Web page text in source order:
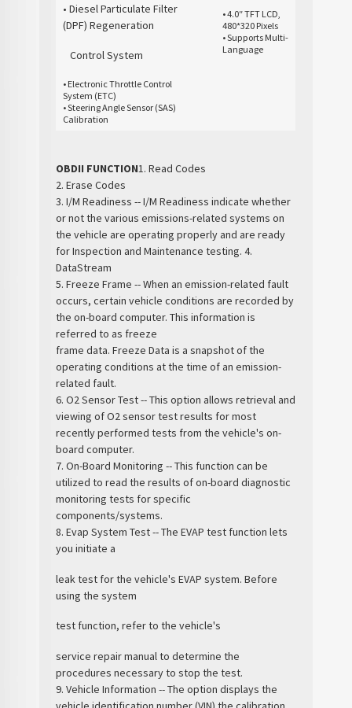
• Diesel Particulate Filter
(DPF) Regeneration
Control System
• Electronic Throttle Control
System (ETC)
• Steering Angle Sensor (SAS)
Calibration
• 4.0″ TFT LCD,
480*320 Pixels
• Supports Multi-
Language
OBDII FUNCTION1. Read Codes
2. Erase Codes
3. I/M Readiness -- I/M Readiness indicate whether
or not the various emissions-related systems on
the vehicle are operating properly and are ready
for Inspection and Maintenance testing. 4.
DataStream
5. Freeze Frame -- When an emission-related fault
occurs, certain vehicle conditions are recorded by
the on-board computer. This information is
referred to as freeze
frame data. Freeze Data is a snapshot of the
operating conditions at the time of an emission-
related fault.
6. O2 Sensor Test -- This option allows retrieval and
viewing of O2 sensor test results for most
recently performed tests from the vehicle's on-
board computer.
7. On-Board Monitoring -- This function can be
utilized to read the results of on-board diagnostic
monitoring tests for specific
components/systems.
8. Evap System Test -- The EVAP test function lets
you initiate a
leak test for the vehicle's EVAP system. Before
using the system
test function, refer to the vehicle's
service repair manual to determine the
procedures necessary to stop the test.
9. Vehicle Information -- The option displays the